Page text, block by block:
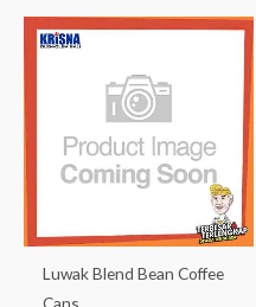
Luwak Blend Bean Coffee